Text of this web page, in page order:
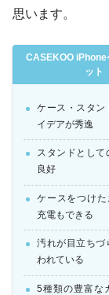
思います。
CASEKOO iPhone
ット
ケース・スタン
イデアが秀逸
スタンドとして
良好
ケースをつけた
充電もできる
汚れが目立ちづ
われている
5種類の豊富な